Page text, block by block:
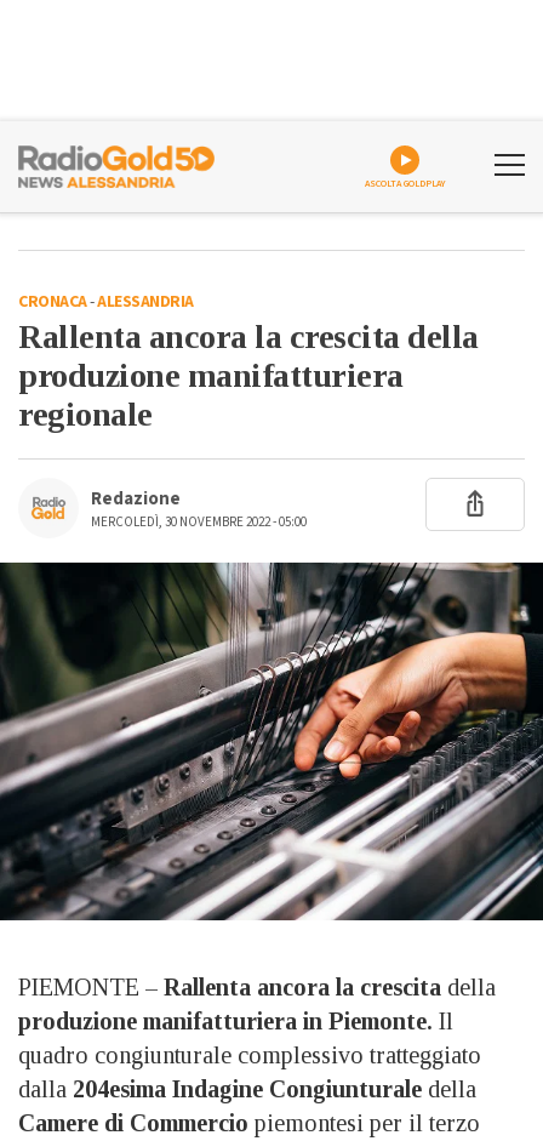
ASCOLTA GOLDPLAY
CRONACA-ALESSANDRIA
Rallenta ancora la crescita della
produzione manifatturiera
regionale
Redazione
MERCOLEDÌ, 30 NOVEMBRE 2022 - 05:00
PIEMONTE – Rallenta ancora la crescita della
produzione manifatturiera in Piemonte. Il
quadro congiunturale complessivo tratteggiato
dalla 204esima Indagine Congiunturale della
Camere di Commercio piemontesi per il terzo